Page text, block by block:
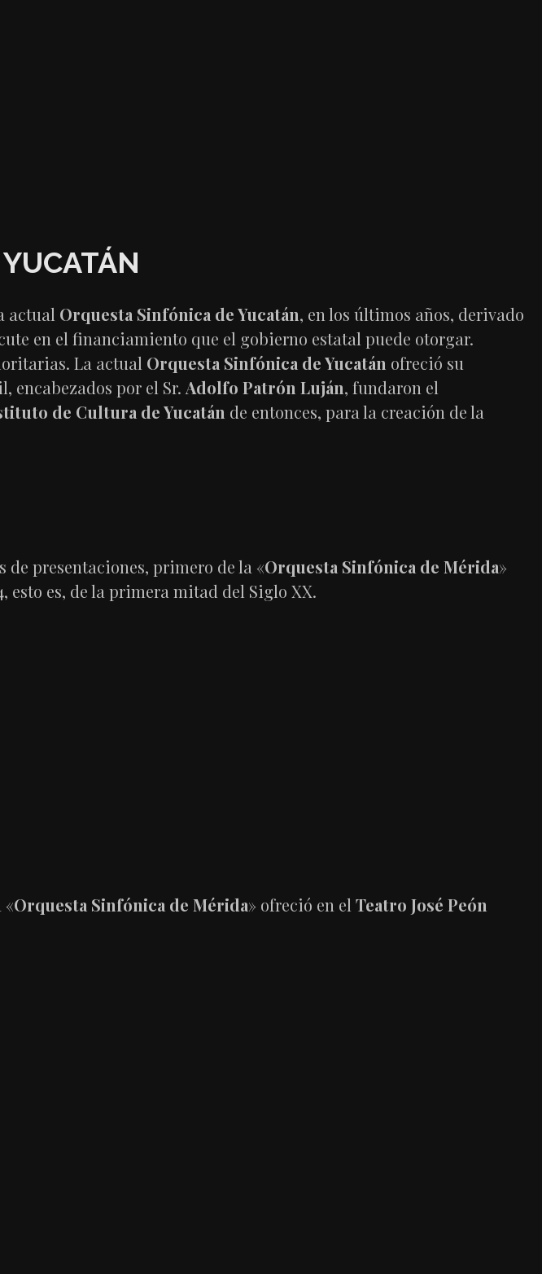
actual Orquesta Sinfónica de Yucatán, en los últimos años, derivado
en el financiamiento que el gobierno estatal puede otorgar.
La actual Orquesta Sinfónica de Yucatán ofreció su
encabezados por el Sr. Adolfo Patrón Luján, fundaron el
de Cultura de Yucatán de entonces, para la creación de la
presentaciones, primero de la «Orquesta Sinfónica de Mérida»
esto es, de la primera mitad del Siglo XX.
«Orquesta Sinfónica de Mérida» ofreció en el Teatro José Peón